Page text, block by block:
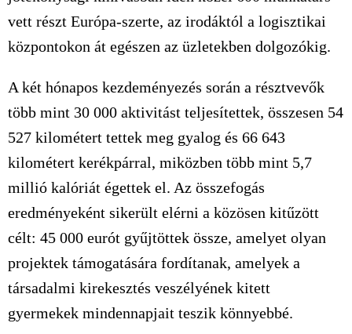
vett részt Európa-szerte, az irodáktól a logisztikai
központokon át egészen az üzletekben dolgozókig.
A két hónapos kezdeményezés során a résztvevők
több mint 30 000 aktivitást teljesítettek, összesen 54
527 kilométert tettek meg gyalog és 66 643
kilométert kerékpárral, miközben több mint 5,7
millió kalóriát égettek el. Az összefogás
eredményeként sikerült elérni a közösen kitűzött
célt: 45 000 eurót gyűjtöttek össze, amelyet olyan
projektek támogatására fordítanak, amelyek a
társadalmi kirekesztés veszélyének kitett
gyermekek mindennapjait teszik könnyebbé.